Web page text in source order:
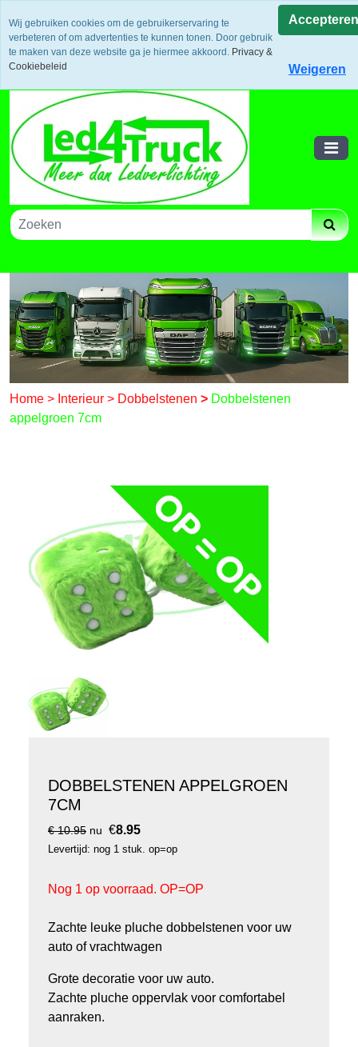
Uw voordeel: Gratis verzending vanaf €300,- in europa / 14
dagen bedenktijd en retouneren / Veilige betalingen /
Bestelling volgen via track and trace
Winkelwagen
Home > Interieur > Dobbelstenen > Dobbelstenen
appelgroen 7cm
DOBBELSTENEN APPELGROEN
7CM
€ 10.95 nu €8.95
Levertijd: nog 1 stuk. op=op
Nog 1 op voorraad. OP=OP
Zachte leuke pluche dobbelstenen voor uw
auto of vrachtwagen
Grote decoratie voor uw auto.
Zachte pluche oppervlak voor comfortabel
aanraken.
Wij gebruiken cookies om de gebruikerservaring te
verbeteren of om advertenties te kunnen tonen. Door gebruik
te maken van deze website ga je hiermee akkoord. Privacy &
Cookiebeleid
Accepteren
Weigeren